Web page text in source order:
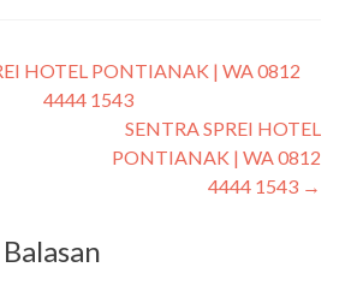
HOTEL PONTIANAK | WA 0812
4444 1543
SENTRA SPREI HOTEL
PONTIANAK | WA 0812
4444 1543 →